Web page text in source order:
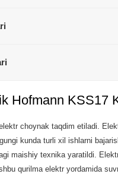
Hofmann KSS17
choynak taqdim etiladi.
kunda turli xil ishlarni
maishiy texnika yaratildi.
qurilma elektr yordamida